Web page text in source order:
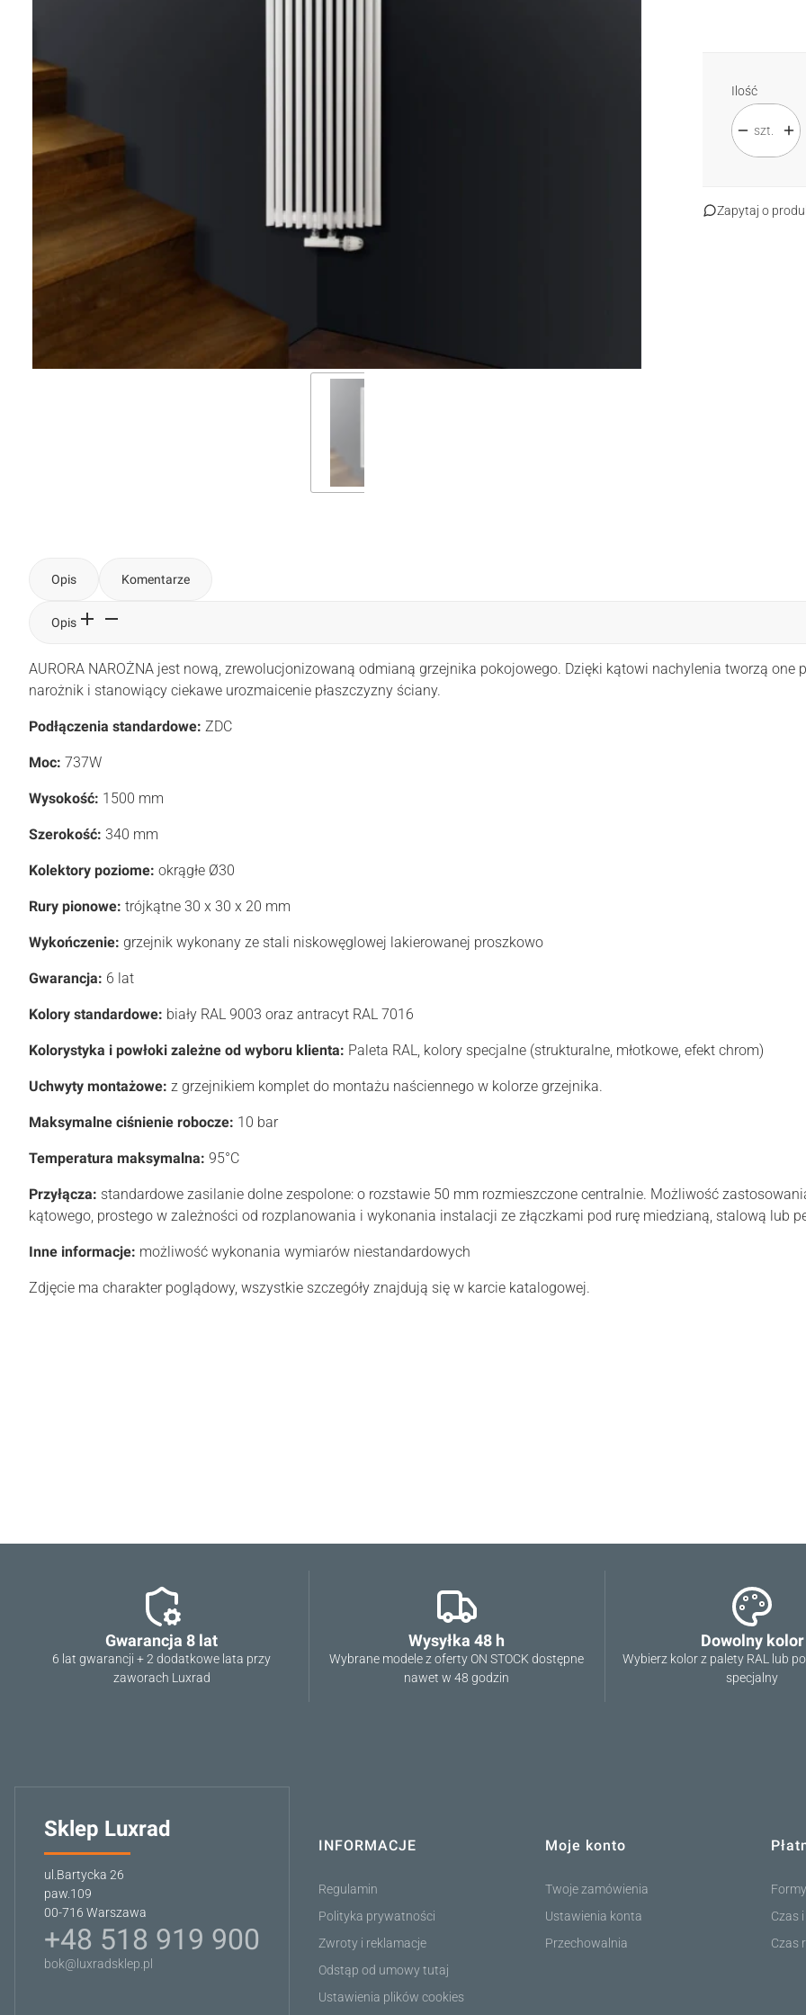
Ilość
szt.
Zapytaj o
Opis Komentarze
Opis
AURORA NAROŻNA jest nową, zrewolucjonizowaną odmianą grzejnika pokojowego. Dzięki kątowi nachylenia tworzą one
narożnik i stanowiący ciekawe urozmaicenie płaszczyzny ściany.
Podłączenia standardowe: ZDC
Moc: 737W
Wysokość: 1500 mm
Szerokość: 340 mm
Kolektory poziome: okrągłe Ø30
Rury pionowe: trójkątne 30 x 30 x 20 mm
Wykończenie: grzejnik wykonany ze stali niskowęglowej lakierowanej proszkowo
Gwarancja: 6 lat
Kolory standardowe: biały RAL 9003 oraz antracyt RAL 7016
Kolorystyka i powłoki zależne od wyboru klienta: Paleta RAL, kolory specjalne (strukturalne, młotkowe, efekt chrom)
Uchwyty montażowe: z grzejnikiem komplet do montażu naściennego w kolorze grzejnika.
Maksymalne ciśnienie robocze: 10 bar
Temperatura maksymalna: 95°C
Przyłącza: standardowe zasilanie dolne zespolone: o rozstawie 50 mm rozmieszczone centralnie. Możliwość
kątowego, prostego w zależności od rozplanowania i wykonania instalacji ze złączkami pod rurę miedzianą, stalową lub
Inne informacje: możliwość wykonania wymiarów niestandardowych
Zdjęcie ma charakter poglądowy, wszystkie szczegóły znajdują się w karcie katalogowej.
Gwarancja 8 lat
6 lat gwarancji + 2 dodatkowe lata przy
zaworach Luxrad
Wysyłka 48 h
Wybrane modele z oferty ON STOCK dostępne
nawet w 48 godzin
Dowolny kolor
Wybierz kolor z palety RAL lub
specjalny
Sklep Luxrad
ul.Bartycka 26
paw.109
00-716 Warszawa
+48 518 919 900
bok@luxradsklep.pl
Linki w stopce
INFORMACJE
Regulamin
Polityka prywatności
Zwroty i reklamacje
Odstąp od umowy tutaj
Ustawienia plików cookies
Moje konto
Twoje zamówienia
Ustawienia konta
Przechowalnia
Czas
Czas